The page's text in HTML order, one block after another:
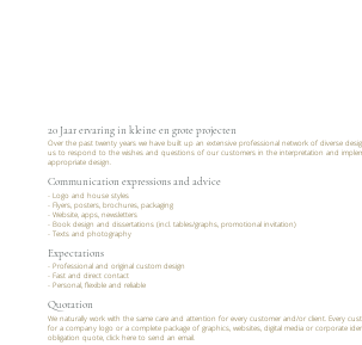
Over the past twenty years we have built up an extensive professional network of diverse
us to respond to the wishes and questions of our customers in the interpretation and
appropriate design.
20 Jaar ervaring in kleine en grote projecten
Communication expressions and advice
- Logo and house styles
- Flyers, posters, brochures, packaging
- Website, apps, newsletters
- Book design and dissertations (incl. tables/graphs, promotional invitation)
- Texts and photography
- Professional and original custom design
- Fast and direct contact
- Personal, flexible and reliable
Expectations
Quotation
We naturally work with the same care and attention for every customer and/or client. Every
for a company logo or a complete package of graphics, websites, digital media or corporate
obligation quote, click here to send an email.